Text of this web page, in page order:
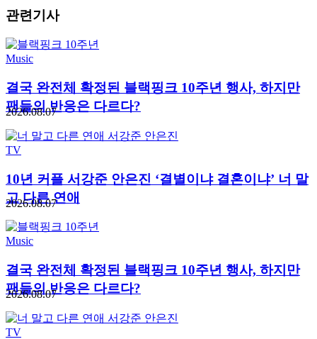
관련기사
Music
결국 완전체 확정된 블랙핑크 10주년 행사, 하지만
팬들의 반응은 다르다?
2026.08.07
TV
10년 커플 서강준 안은진 ‘결별이냐 결혼이냐’ 너 말
고 다른 연애
2026.08.07
Music
결국 완전체 확정된 블랙핑크 10주년 행사, 하지만
팬들의 반응은 다르다?
2026.08.07
TV